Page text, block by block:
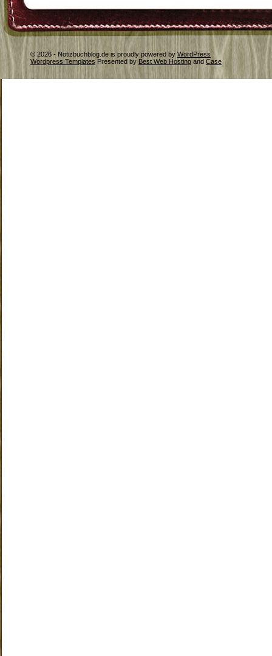
© 2026 - Notizbuchblog.de is proudly powered by WordPress
Wordpress Templates Presented by Best Web Hosting and Case